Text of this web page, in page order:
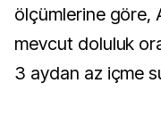
ölçümlerine göre,
mevcut doluluk
3 aydan az içme